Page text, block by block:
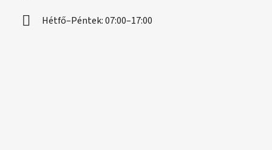
Hétfő–Péntek: 07:00–17:00